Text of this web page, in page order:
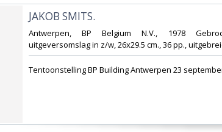
‎JAKOB SMITS.‎
‎Antwerpen, BP Belgium N.V., 1978
uitgeversomslag in z/w, 26x29.5 cm., 36 pp.,
‎Tentoonstelling BP Building Antwerpen 23